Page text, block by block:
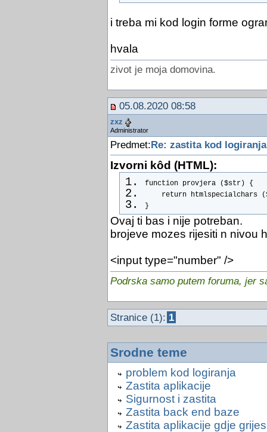
i treba mi kod login forme
hvala
zivot je moja domovina.
05.08.2020 08:58
zxz
Administrator
Predmet:Re: zastita kod logiranja
Izvorni kôd (HTML):
function provjera ($str) {
return htmlspecialchars
}
Ovaj ti bas i nije potreban.
brojeve mozes rijesiti n nivou
<input type="number" />
Podrska samo putem foruma, jer
Stranice (1): 1
Srodne teme
problem kod logiranja
Zastita aplikacije
Sigurnost i zastita
Zastita back end baze
Zastita aplikacije gdje